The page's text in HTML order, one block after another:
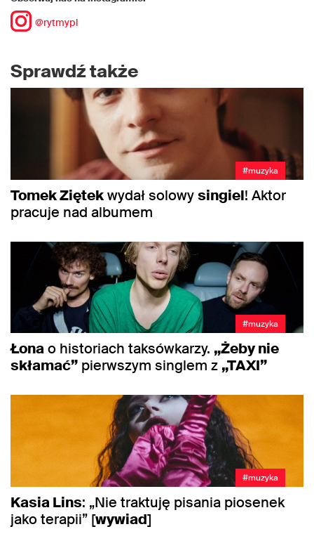
@rytmypl
Sprawdź także
#muzyka
Tomek Ziętekwydał solowysingiel! Aktor
pracuje nad albumem
#muzyka
Łonao historiach taksówkarzy. „Żeby nie
skłamać” pierwszym singlem z „TAXI”
#muzyka
Kasia Lins: „Nie traktuję pisania piosenek
jako terapii” [wywiad]